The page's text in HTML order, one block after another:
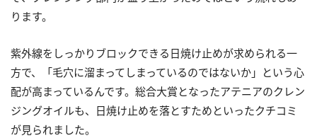
ります。
紫外線をしっかりブロックできる日焼け止めが求められる一
方で、「毛穴に溜まってしまっているのではないか」という心
配が高まっているんです。総合大賞となったアテニアのクレン
ジングオイルも、日焼け止めを落とすためといったクチコミ
が見られました。